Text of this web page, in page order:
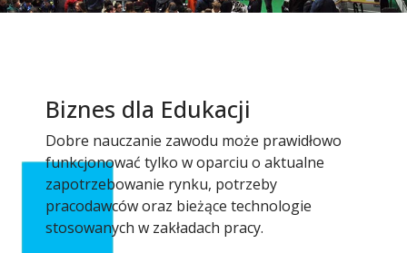
Biznes dla Edukacji
Dobre nauczanie zawodu może prawidłowo
funkcjonować tylko w oparciu o aktualne
zapotrzebowanie rynku, potrzeby
pracodawców oraz bieżące technologie
stosowanych w zakładach pracy.